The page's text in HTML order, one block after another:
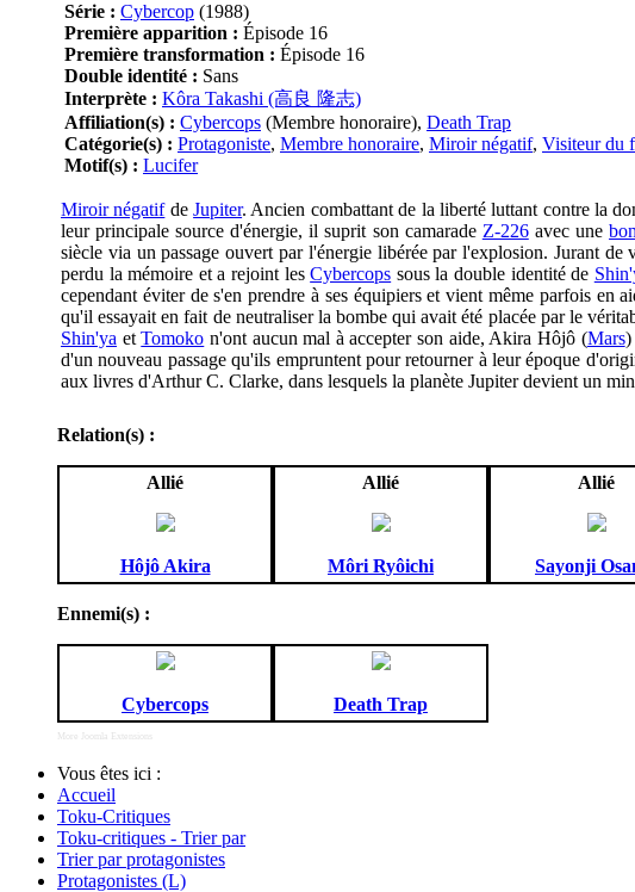
Série : Cybercop (1988)
Première apparition : Épisode 16
Première transformation : Épisode 16
Double identité : Sans
Interprète : Kôra Takashi (高良 隆志)
Affiliation(s) : Cybercops (Membre honoraire), Death Trap
Catégorie(s) : Protagoniste, Membre honoraire, Miroir négatif, Visiteur du
Motif(s) : Lucifer
Miroir négatifdeJupiter. Ancien combattant de la liberté luttant contre la
leur principale source d'énergie, il suprit son camarade Z-226avec une
siècle via un passage ouvert par l'énergie libérée par l'explosion. Jurant de
perdu la mémoire et a rejoint lesCybercops sous la double identité de
cependant éviter de s'en prendre à ses équipiers et vient même parfois en
qu'il essayait en fait de neutraliser la bombe qui avait été placée par le
Shin'ya etTomoko n'ont aucun mal à accepter son aide, Akira Hôjô (Mars)
d'un nouveau passage qu'ils empruntent pour retourner à leur époque
aux livres d'Arthur C. Clarke, dans lesquels la planète Jupiter devient un
Relation(s) :
Allié
Hôjô Akira
Allié
Môri Ryôichi
Allié
Sayonji
Ennemi(s) :
Cybercops Death Trap
More Joomla Extensions
Vous êtes ici :
Accueil
Toku-Critiques
Toku-critiques - Trier par
Trier par protagonistes
Protagonistes (L)